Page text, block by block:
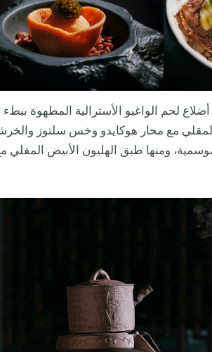
لحم الواغيو الأسترالية المطهوة
المقلي مع محار هوكايدو وخس سلتوز
ومنها طبق الهليون الأبيض المقلي